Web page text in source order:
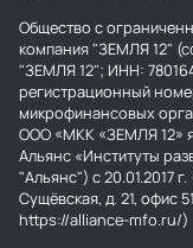
Общество с
компания "ЗЕМЛЯ 12"
"ЗЕМЛЯ 12"; ИНН:
регистрационный
микрофинансовых
ООО «МКК «ЗЕМЛЯ 12»
Альянс «Институты
"Альянс") с 20.01.2017
Сущёвская, д. 21, офис
https://alliance-mfo.ru/)